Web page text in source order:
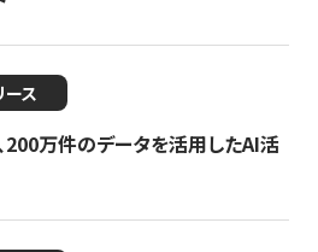
ース
200万件のデータを活用したAI活